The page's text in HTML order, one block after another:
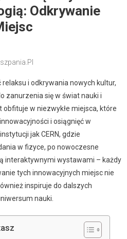
Odkrywanie
i odkrywania nowych kultur,
zanurzenia się w świat nauki i
obfituje w niezwykłe miejsca, które
i osiągnięć w
jak CERN, gdzie
w fizyce, po nowoczesne
interaktywnymi wystawami – każdy
tych innowacyjnych miejsc nie
inspiruje do dalszych
nauki.